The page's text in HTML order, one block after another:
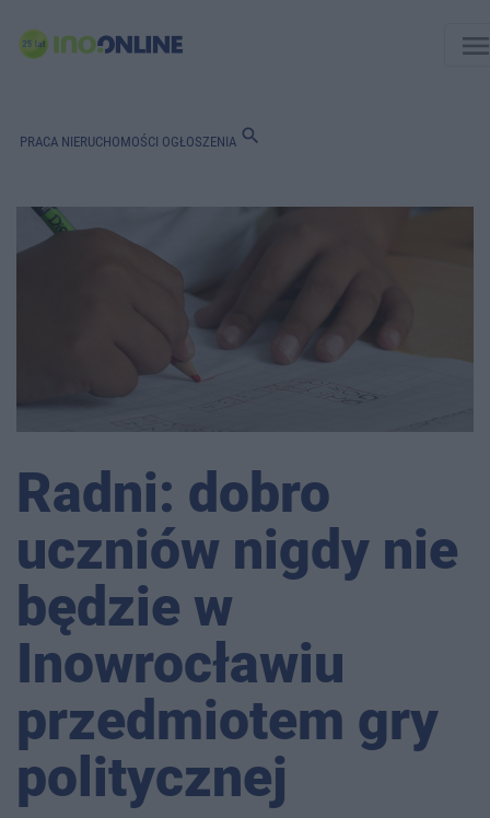
PRACA NIERUCHOMOŚCI OGŁOSZENIA search
Radni: dobro
uczniów nigdy nie
będzie w
Inowrocławiu
przedmiotem gry
politycznej